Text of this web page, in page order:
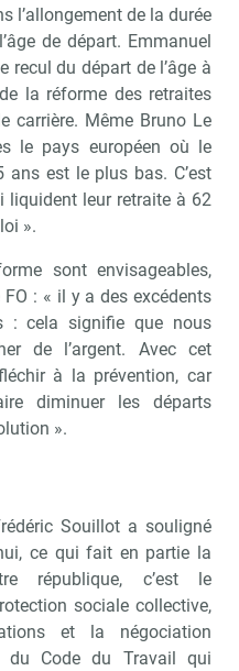
l’allongement de la durée
de départ. Emmanuel
recul du départ de l’âge à
la réforme des retraites
carrière. Même Bruno Le
le pays européen où le
ans est le plus bas. C’est
liquident leur retraite à 62
».
sont envisageables,
: « il y a des excédents
: cela signifie que nous
de l’argent. Avec cet
à la prévention, car
diminuer les départs
».
Souillot a souligné
ce qui fait en partie la
république, c’est le
sociale collective,
et la négociation
du Code du Travail qui